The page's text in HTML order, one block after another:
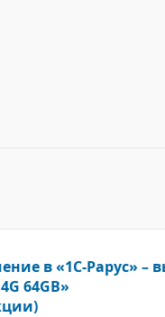
в «1С-Рарус» –
64GB»